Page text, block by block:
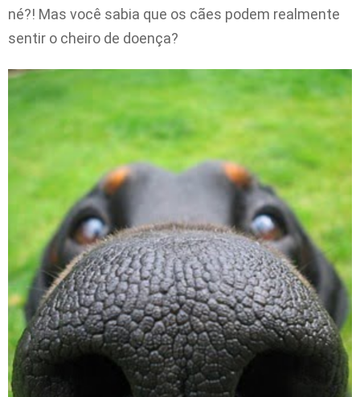
né?! Mas você sabia que os cães podem realmente
sentir o cheiro de doença?